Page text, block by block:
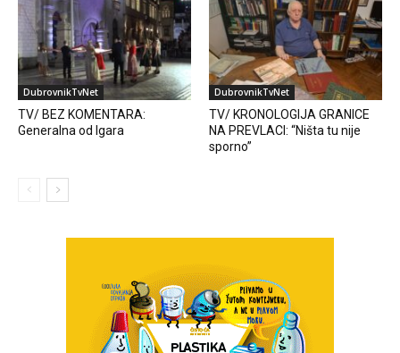
DubrovnikTvNet
TV/ BEZ KOMENTARA:
Generalna od Igara
DubrovnikTvNet
TV/ KRONOLOGIJA GRANICE
NA PREVLACI: “Ništa tu nije
sporno”